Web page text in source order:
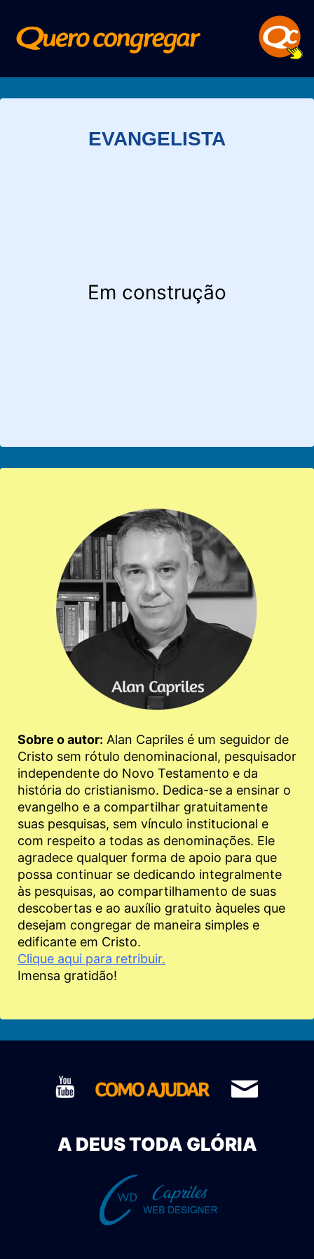
EVANGELISTA
Em construção
Sobre o autor: Alan Capriles é um seguidor de
Cristo sem rótulo denominacional, pesquisador
independente do Novo Testamento e da
história do cristianismo. Dedica-se a ensinar o
evangelho e a compartilhar gratuitamente
suas pesquisas, sem vínculo institucional e
com respeito a todas as denominações. Ele
agradece qualquer forma de apoio para que
possa continuar se dedicando integralmente
às pesquisas, ao compartilhamento de suas
descobertas e ao auxílio gratuito àqueles que
desejam congregar de maneira simples e
edificante em Cristo.
Clique aqui para retribuir.
Imensa gratidão!
A DEUS TODA GLÓRIA